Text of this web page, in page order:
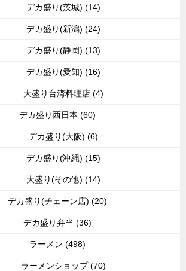
デカ盛り(茨城) (14)
デカ盛り(新潟) (24)
デカ盛り(静岡) (13)
デカ盛り(愛知) (16)
大盛り台湾料理店 (4)
デカ盛り西日本 (60)
デカ盛り(大阪) (6)
デカ盛り(沖縄) (15)
大盛り(その他) (14)
デカ盛り(チェーン店) (20)
デカ盛り弁当 (36)
ラーメン (498)
ラーメンショップ (70)